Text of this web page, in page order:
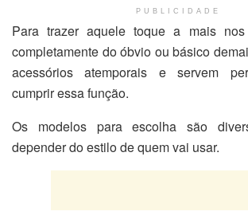
PUBLICIDADE
Para trazer aquele toque a mais
completamente do óbvio ou básico
acessórios atemporais e servem
cumprir essa função.
Os modelos para escolha são
depender do estilo de quem vai usar.